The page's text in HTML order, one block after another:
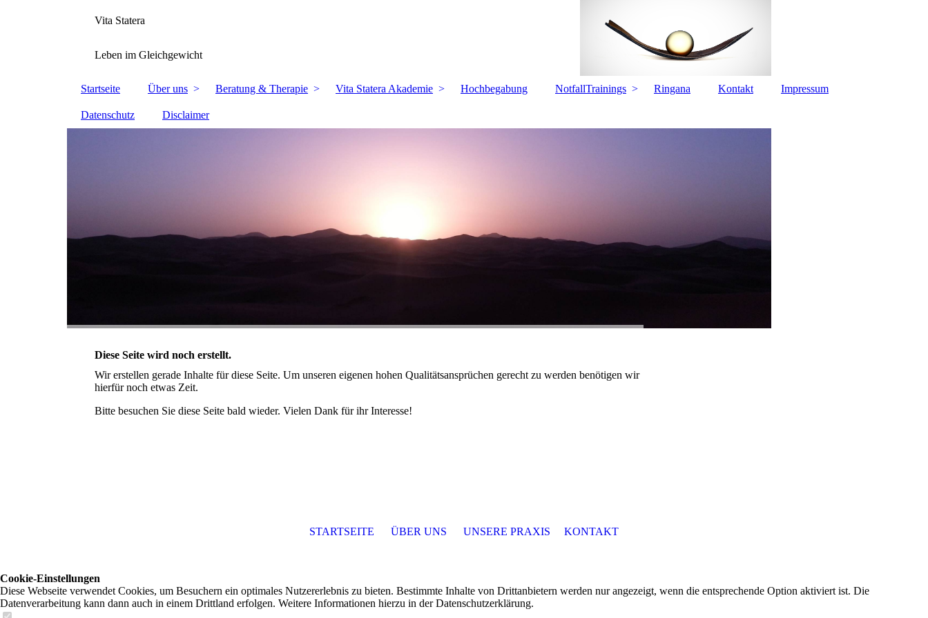
Vita Statera
Leben im Gleichgewicht
Startseite Über uns Beratung & Therapie Vita Statera Akademie Hochbegabung NotfallTrainings Ringana Kontakt Impressum
Datenschutz Disclaimer
Diese Seite wird noch erstellt.
Wir erstellen gerade Inhalte für diese Seite. Um unseren eigenen hohen Qualitätsansprüchen gerecht zu werden benötigen wir
hierfür noch etwas Zeit.
Bitte besuchen Sie diese Seite bald wieder. Vielen Dank für ihr Interesse!
STARTSEITE ÜBER UNS UNSERE PRAXIS KONTAKT
Cookie-Einstellungen
Diese Webseite verwendet Cookies, um Besuchern ein optimales Nutzererlebnis zu bieten. Bestimmte Inhalte von Drittanbietern werden nur angezeigt, wenn die entsprechende Option aktiviert ist. Die
Datenverarbeitung kann dann auch in einem Drittland erfolgen. Weitere Informationen hierzu in der Datenschutzerklärung.